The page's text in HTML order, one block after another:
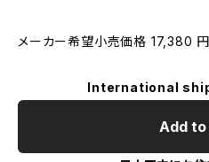
メーカー希望小売価格 17,380 円
International
Add